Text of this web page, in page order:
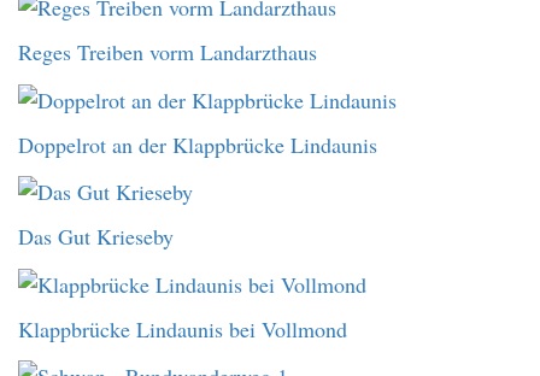
Reges Treiben vorm Landarzthaus
Doppelrot an der Klappbrücke Lindaunis
Das Gut Krieseby
Klappbrücke Lindaunis bei Vollmond